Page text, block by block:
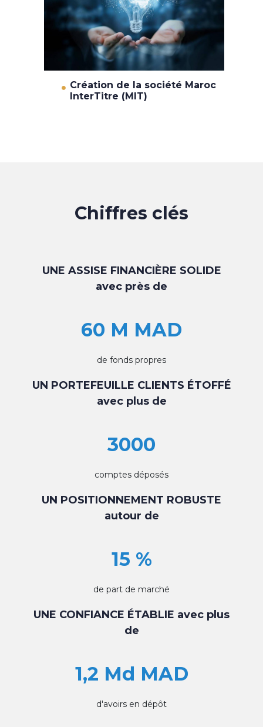
Création de la société Maroc
InterTitre (MIT)
Chiffres clés
UNE ASSISE FINANCIÈRE SOLIDE
avec près de
60 M MAD
de fonds propres
UN PORTEFEUILLE CLIENTS ÉTOFFÉ
avec plus de
3000
comptes déposés
UN POSITIONNEMENT ROBUSTE
autour de
15 %
de part de marché
UNE CONFIANCE ÉTABLIE avec plus
de
1,2 Md MAD
d'avoirs en dépôt